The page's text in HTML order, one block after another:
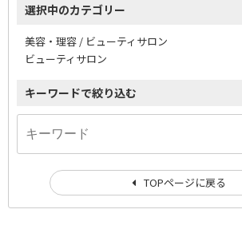
選択中のカテゴリー
美容・理容 / ビューティサロン
ビューティサロン
キーワードで絞り込む
TOPページに戻る